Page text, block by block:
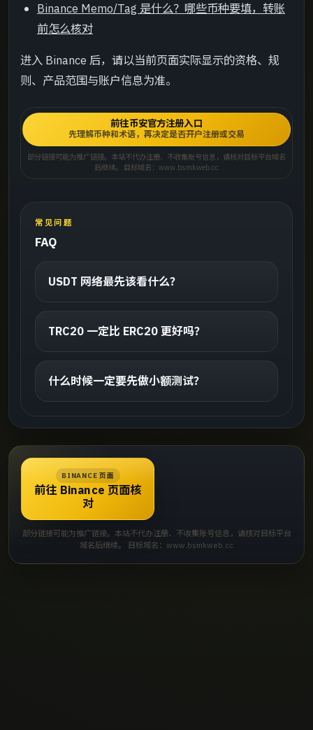
Binance Memo/Tag 是什么？哪些币种要填，转账
前怎么核对
进入 Binance 后，请以当前页面实际显示的资格、规
则、产品范围与账户信息为准。
前往币安官方注册入口
先理解币种和术语，再决定是否开户注册或交易
部分链接可能为推广链接。本站不代办注册、不收集账号信息，请核对目标平台域名
后继续。 目标域名：www.bsmkweb.cc
常见问题
FAQ
USDT 网络最先该看什么？
TRC20 一定比 ERC20 更好吗？
什么时候一定要先做小额测试？
BINANCE 页面
前往 Binance 页面核
对
部分链接可能为推广链接。本站不代办注册、不收集账号信息，请核对目标平台
域名后继续。 目标域名：www.bsmkweb.cc